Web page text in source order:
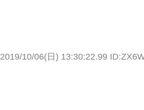
2019/10/06(日) 13:30:22.99